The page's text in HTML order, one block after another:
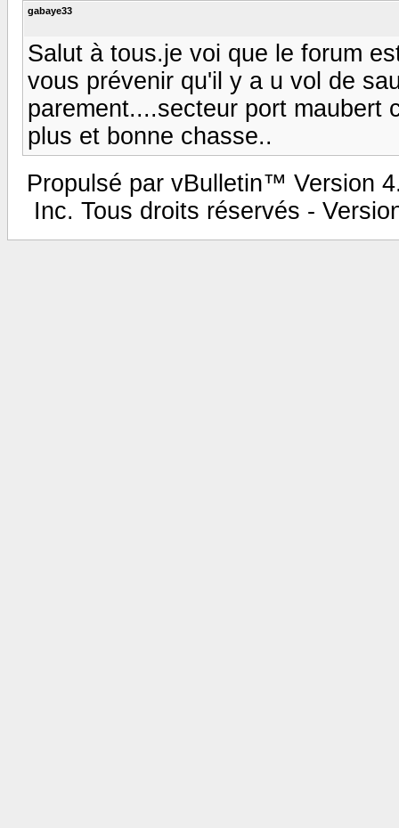
gabaye33
Salut à tous.je voi que le forum
vous prévenir qu'il y a u vol de
parement....secteur port maubert
plus et bonne chasse..
Propulsé par vBulletin™ Version
Inc. Tous droits réservés -